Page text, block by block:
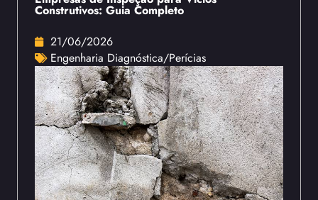
Construtivos: Guia Completo
21/06/2026
Engenharia Diagnóstica/Perícias